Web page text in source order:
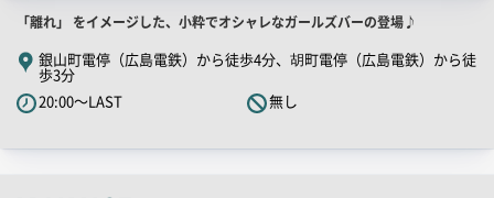
店
舗
PR
キ
ッ
「離れ」 をイメージした、小粋でオシャレなガールズバーの登場♪
銀山町電停（広島電鉄）から徒歩4分、胡町電停（広島電鉄）から徒
歩3分
20:00～LAST
無し